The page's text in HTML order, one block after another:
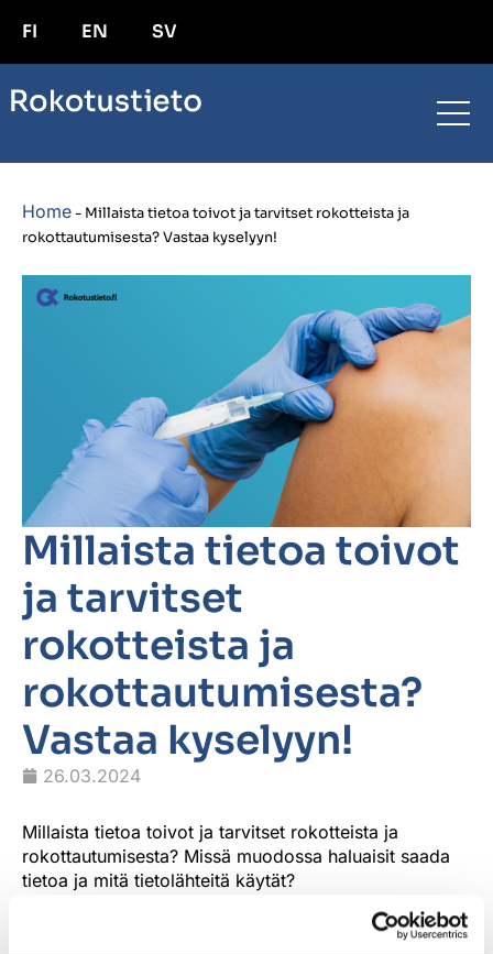
FI EN SV
Home- Millaista tietoa toivot ja tarvitset rokotteista ja
rokottautumisesta? Vastaa kyselyyn!
Millaista tietoa toivot
ja tarvitset
rokotteista ja
rokottautumisesta?
Vastaa kyselyyn!
26.03.2024
Millaista tietoa toivot ja tarvitset rokotteista ja
rokottautumisesta? Missä muodossa haluaisit saada
tietoa ja mitä tietolähteitä käytät?